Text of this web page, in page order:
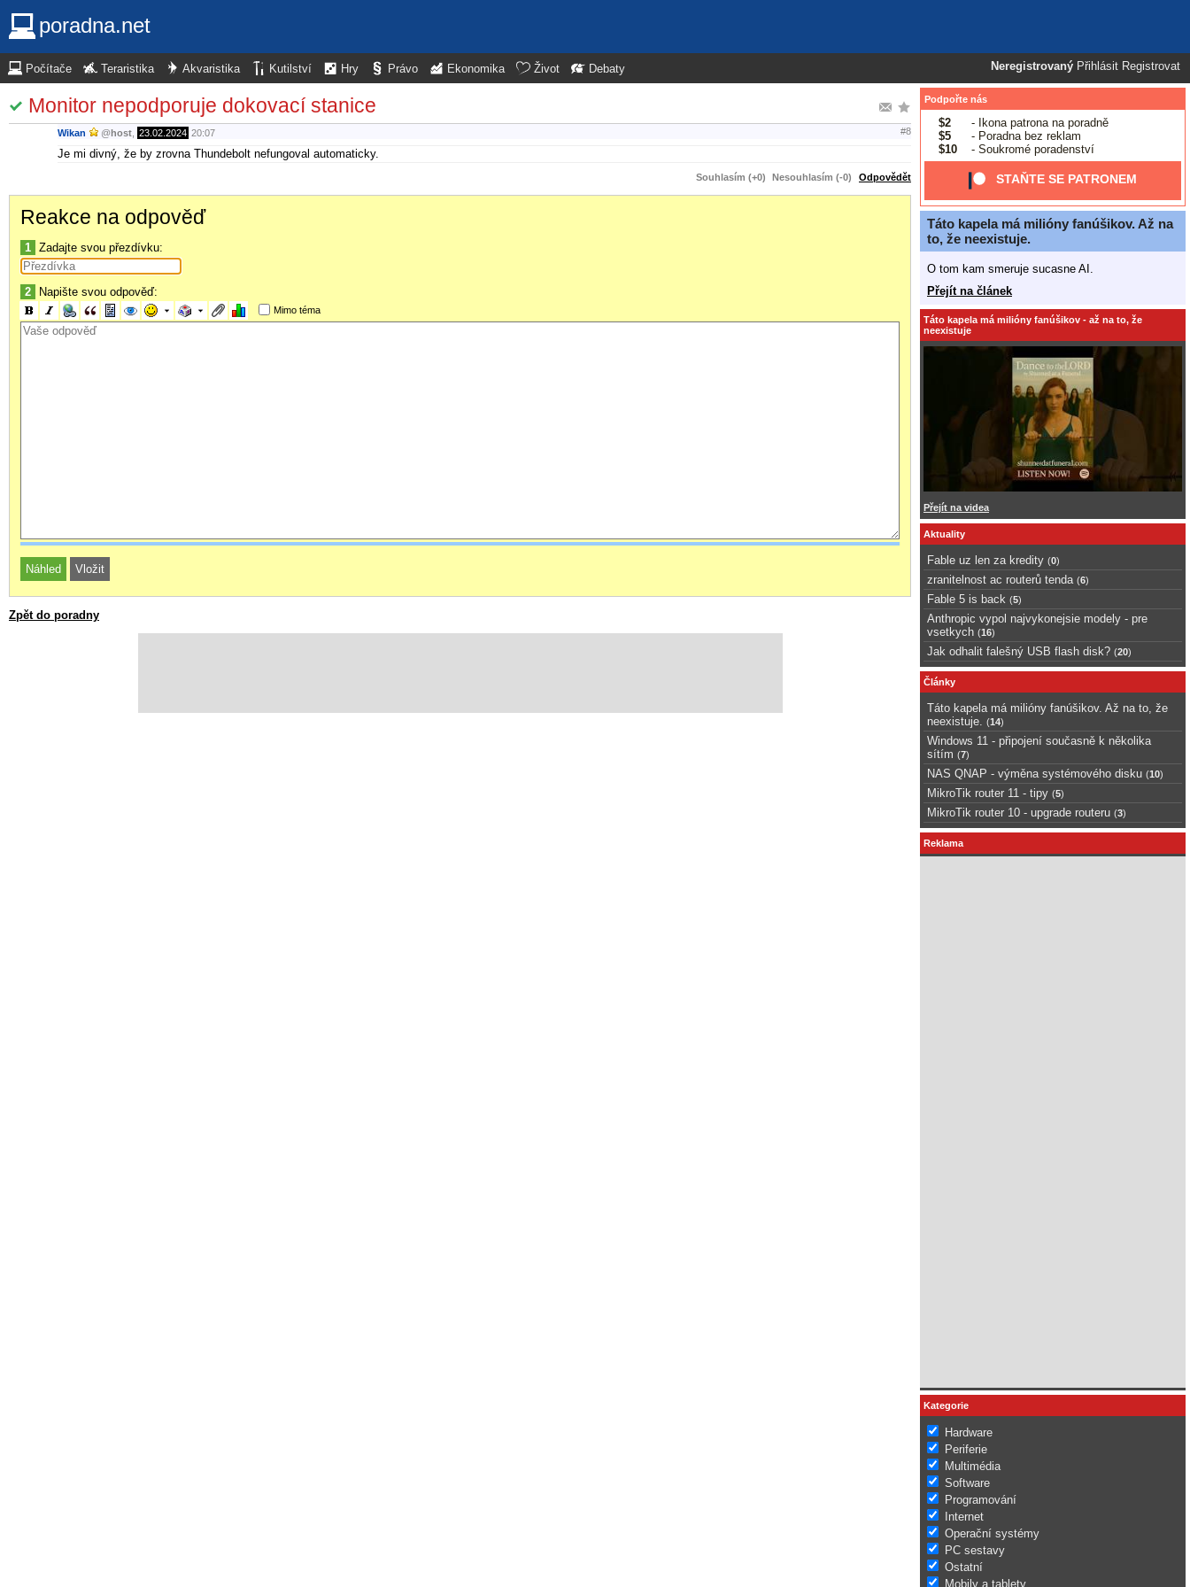
poradna.net
Neregistrovaný Přihlásit Registrovat
Počítače Teraristika Akvaristika Kutilství Hry Právo Ekonomika Život Debaty
Monitor nepodporuje dokovací stanice
Wikan @host 23.02.2024 20:07 #8
Je mi divný, že by zrovna Thundebolt nefungoval automaticky.
Souhlasím (+0) Nesouhlasím (-0) Odpovědět
Reakce na odpověď
1 Zadajte svou přezdívku:
2 Napište svou odpověď:
Mimo téma
Zpět do poradny
Podpořte nás
$2
- Ikona patrona na poradně
$5
- Poradna bez reklam
$10
- Soukromé poradenství
STAŇTE SE PATRONEM
Táto kapela má milióny fanúšikov. Až na
to, že neexistuje.
O tom kam smeruje sucasne AI.
Přejít na článek
Táto kapela má milióny fanúšikov - až na to, že
neexistuje
Přejít na videa
Aktuality
Fable uz len za kredity (0)
zranitelnost ac routerů tenda (6)
Fable 5 is back (5)
Anthropic vypol najvykonejsie modely - pre
vsetkych (16)
Jak odhalit falešný USB flash disk? (20)
Články
Táto kapela má milióny fanúšikov. Až na to, že
neexistuje.
(14)
Windows 11 - připojení současně k několika
sítím (7)
NAS QNAP - výměna systémového disku (10)
MikroTik router 11 - tipy (5)
MikroTik router 10 - upgrade routeru (3)
Reklama
Kategorie
Hardware
Periferie
Multimédia
Software
Programování
Internet
Operační systémy
PC sestavy
Ostatní
Mobily a tablety